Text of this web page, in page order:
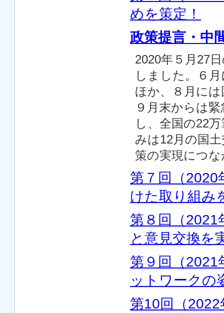
めを策定！
政策提言・中
2020年５月27
しました。６
ほか、８月に
９月末からは
し、全国の22
みは12月の国
策の実現につ
第７回（2020
けた取り組み
第８回（2021
と意見交換を
第９回（2021
ットワークの
第10回（